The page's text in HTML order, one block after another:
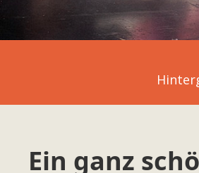
Ein ganz